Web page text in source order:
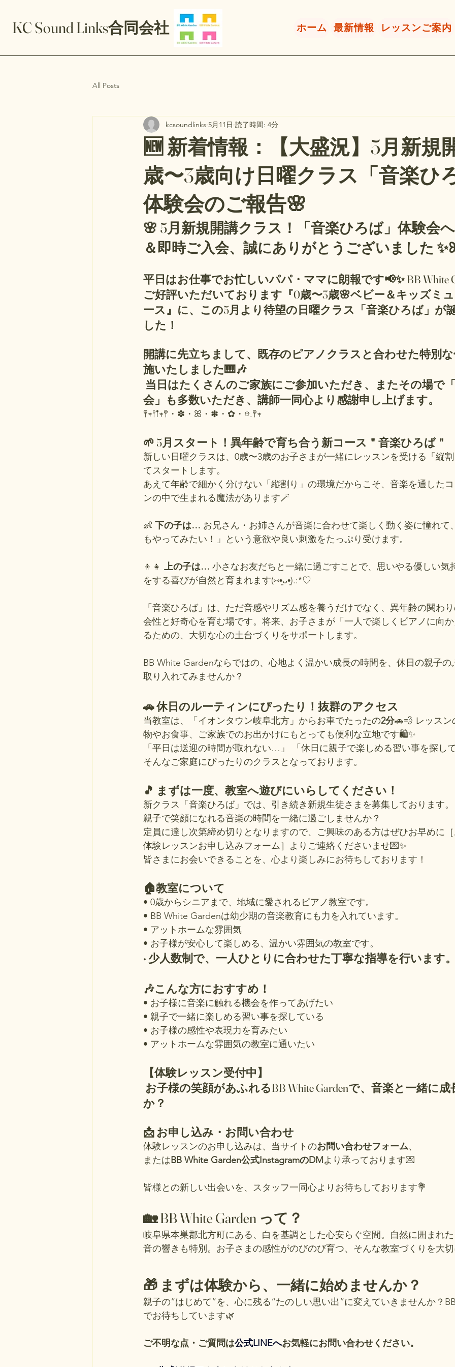
KC Sound Links合同会社 ホーム 最新情報 レッスンご案内
All Posts
🆕 新着情報：【大盛況】5月新規
歳〜3歳向け日曜クラス「音楽ひ
体験会のご報告🌸
kcsoundlinks 5月11日 読了時間: 4分
🌸 5月新規開講クラス！「音楽ひろば」体験会
＆即時ご入会、誠にありがとうございました
平日はお仕事でお忙しいパパ・ママに朗報です📢✨ BB White
ご好評いただいております『0歳〜3歳🌸ベビー＆キッズミ
ース』に、この5月より待望の日曜クラス「音楽ひろば」が
した！
開講に先立ちまして、既存のピアノクラスと合わせた特別
施いたしました🎹🎶
会」も多数いただき、講師一同心より感謝申し上げます。
𖤣𖥧𖥣𖡡𖥧𖤣・✽・ꕤ・✽・✿・𖡼.𖤣𖥧
🌱 5月スタート！異年齢で育ち合う新コース＂音楽ひろば＂
新しい日曜クラスは、0歳〜3歳のお子さまが一緒にレッスンを受ける「縦
てスタートします。
あえて年齢で細かく分けない「縦割り」の環境だからこそ、音楽を通した
ンの中で生まれる魔法があります🪄
👶 下の子は… お兄さん・お姉さんが音楽に合わせて楽しく動く姿に憧れて
もやってみたい！」という意欲や良い刺激をたっぷり受けます。
👦👧 上の子は… 小さなお友だちと一緒に過ごすことで、思いやる優しい気
をする喜びが自然と育まれます(⑅•͈ᴗ•͈).:*♡
「音楽ひろば」は、ただ音感やリズム感を養うだけでなく、異年齢の関わ
会性と好奇心を育む場です。将来、お子さまが「一人で楽しくピアノに向
るための、大切な心の土台づくりをサポートします。
BB White Gardenならではの、心地よく温かい成長の時間を、休日の親子の
取り入れてみませんか？
🚗 休日のルーティンにぴったり！抜群のアクセス
当教室は、「イオンタウン岐阜北方」からお車でたったの2分🚗💨 レッス
物やお食事、ご家族でのお出かけにもとっても便利な立地です🛍️✨
「平日は送迎の時間が取れない…」 「休日に親子で楽しめる習い事を探し
そんなご家庭にぴったりのクラスとなっております。
🎵 まずは一度、教室へ遊びにいらしてください！
新クラス「音楽ひろば」では、引き続き新規生徒さまを募集しております
親子で笑顔になれる音楽の時間を一緒に過ごしませんか？
定員に達し次第締め切りとなりますので、ご興味のある方はぜひお早めに
体験レッスンお申し込みフォーム］よりご連絡くださいませ💌✨
皆さまにお会いできることを、心より楽しみにお待ちしております！
🏠教室について
• 0歳からシニアまで、地域に愛されるピアノ教室です。
• BB White Gardenは幼少期の音楽教育にも力を入れています。
• アットホームな雰囲気
• お子様が安心して楽しめる、温かい雰囲気の教室です。
• 少人数制で、一人ひとりに合わせた丁寧な指導を行います
🎶こんな方におすすめ！
• お子様に音楽に触れる機会を作ってあげたい
• 親子で一緒に楽しめる習い事を探している
• お子様の感性や表現力を育みたい
• アットホームな雰囲気の教室に通いたい
【体験レッスン受付中】
か？
📩 お申し込み・お問い合わせ
体験レッスンのお申し込みは、当サイトのお問い合わせフォーム、
またはBB White Garden公式InstagramのDMより承っております💌
皆様との新しい出会いを、スタッフ一同心よりお待ちしております💐
🏡 BB White Garden って？
岐阜県本巣郡北方町にある、白を基調とした心安らぐ空間。自然に囲まれ
音の響きも特別。お子さまの感性がのびのび育つ、そんな教室づくりを大
🎁 まずは体験から、一緒に始めませんか？
親子の“はじめて”を、心に残る“たのしい思い出”に変えていきませんか？
でお待ちしています🌿
ご不明な点・ご質問は公式LINEへお気軽にお問い合わせください。